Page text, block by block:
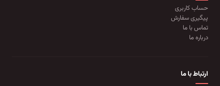
حساب کاربری
پیگیری سفارش
تماس با ما
درباره ما
ارتباط با ما